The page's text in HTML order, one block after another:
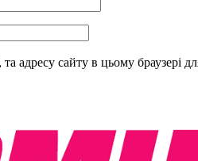
адресу сайту в цьому браузері